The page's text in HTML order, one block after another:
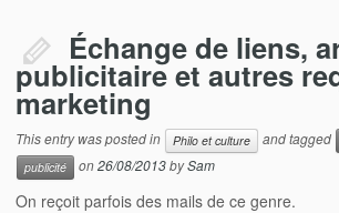
Échange de liens,
publicitaire et autres
marketing
This entry was posted in Philo et culture and tagged
publicité
on26/08/2013bySam
On reçoit parfois des mails de ce genre.